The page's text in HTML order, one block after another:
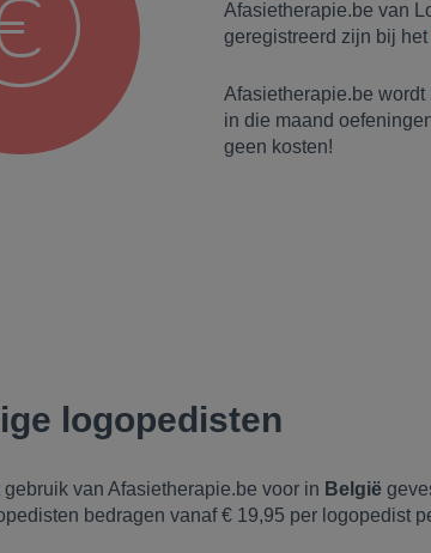
Afasietherapie.be van
geregistreerd zijn bij het
Afasietherapie.be
in die maand
geen kosten!
logopedisten
gebruik van Afasietherapie.be voor in België
bedragen vanaf € 19,95 per logopedist